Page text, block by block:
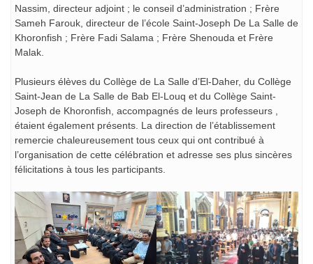
Nassim, directeur adjoint ; le conseil d’administration ; Frère
Sameh Farouk, directeur de l’école Saint-Joseph De La Salle de
Khoronfish ; Frère Fadi Salama ; Frère Shenouda et Frère
Malak.
Plusieurs élèves du Collège de La Salle d’El-Daher, du Collège
Saint-Jean de La Salle de Bab El-Louq et du Collège Saint-
Joseph de Khoronfish, accompagnés de leurs professeurs ,
étaient également présents. La direction de l’établissement
remercie chaleureusement tous ceux qui ont contribué à
l’organisation de cette célébration et adresse ses plus sincères
félicitations à tous les participants.